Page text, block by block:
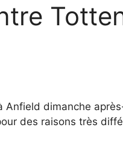
Anfield dimanche
des raisons très